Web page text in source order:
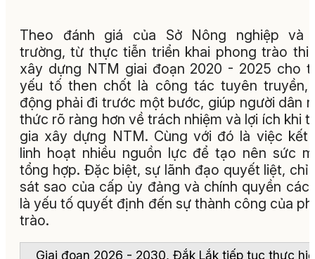
Theo đánh giá của Sở Nông nghiệp và
trường, từ thực tiễn triển khai phong trào thi
xây dựng NTM giai đoạn 2020 - 2025 cho
yếu tố then chốt là công tác tuyên truyền,
động phải đi trước một bước, giúp người dân
thức rõ ràng hơn về trách nhiệm và lợi ích khi
gia xây dựng NTM. Cùng với đó là việc kết
linh hoạt nhiều nguồn lực để tạo nên sức
tổng hợp. Đặc biệt, sự lãnh đạo quyết liệt, chỉ
sát sao của cấp ủy đảng và chính quyền các
là yếu tố quyết định đến sự thành công của
trào.
Giai đoạn 2026 - 2030, Đắk Lắk tiếp tục thực